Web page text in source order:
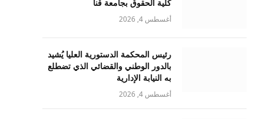
كلية الحقوق بجامعة قنا
أغسطس 4, 2026
رئيس المحكمة الدستورية العليا يُشيد
بالدور الوطني والقضائي الذي تضطلع
به النيابة الإدارية
أغسطس 4, 2026